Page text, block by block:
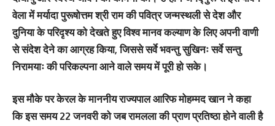
वेला में मर्यादा पुरूषोत्तम श्री राम की पवित्र जन्मस्थली से देश और
दुनिया के परिदृश्य को देखते हुए विश्व मानव कल्याण के लिए अपनी वाणी
से संदेश देने का आग्रह किया, जिससे सर्वे भवन्तु सुखिनः सर्वे सन्तु
निरामयाः की परिकल्पना आने वाले समय में पूरी हो सके।
इस मौके पर केरल के माननीय राज्यपाल आरिफ मोहम्मद खान ने कहा
कि इस समय 22 जनवरी को जब रामलला की प्राण प्रतिष्ठा होने वाली है